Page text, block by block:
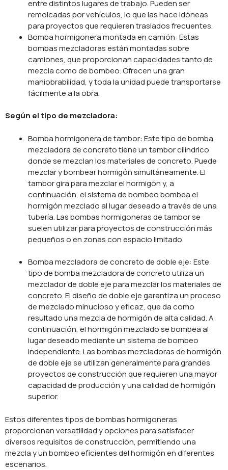
entre distintos lugares de trabajo. Pueden ser
remolcadas por vehículos, lo que las hace idóneas
para proyectos que requieren traslados frecuentes.
Bomba hormigonera montada en camión: Estas
bombas mezcladoras están montadas sobre
camiones, que proporcionan capacidades tanto de
mezcla como de bombeo. Ofrecen una gran
maniobrabilidad, y toda la unidad puede transportarse
fácilmente a la obra.
Según el tipo de mezcladora:
Bomba hormigonera de tambor: Este tipo de bomba
mezcladora de concreto tiene un tambor cilíndrico
donde se mezclan los materiales de concreto. Puede
mezclar y bombear hormigón simultáneamente. El
tambor gira para mezclar el hormigón y, a
continuación, el sistema de bombeo bombea el
hormigón mezclado al lugar deseado a través de una
tubería. Las bombas hormigoneras de tambor se
suelen utilizar para proyectos de construcción más
pequeños o en zonas con espacio limitado.
Bomba mezcladora de concreto de doble eje: Este
tipo de bomba mezcladora de concreto utiliza un
mezclador de doble eje para mezclar los materiales de
concreto. El diseño de doble eje garantiza un proceso
de mezclado minucioso y eficaz, que da como
resultado una mezcla de hormigón de alta calidad. A
continuación, el hormigón mezclado se bombea al
lugar deseado mediante un sistema de bombeo
independiente. Las bombas mezcladoras de hormigón
de doble eje se utilizan generalmente para grandes
proyectos de construcción que requieren una mayor
capacidad de producción y una calidad de hormigón
superior.
Estos diferentes tipos de bombas hormigoneras
proporcionan versatilidad y opciones para satisfacer
diversos requisitos de construcción, permitiendo una
mezcla y un bombeo eficientes del hormigón en diferentes
escenarios.